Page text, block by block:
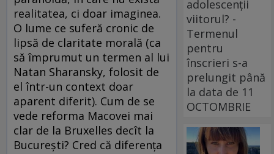
realitatea, ci doar imaginea.
O lume ce suferă cronic de
lipsă de claritate morală (ca
să împrumut un termen al lui
Natan Sharansky, folosit de
el într-un context doar
aparent diferit). Cum de se
vede reforma Macovei mai
clar de la Bruxelles decît la
Bucureşti? Cred că diferenţa
adolescenții
viitorul? -
Termenul
pentru
înscrieri s-a
prelungit până
la data de 11
OCTOMBRIE